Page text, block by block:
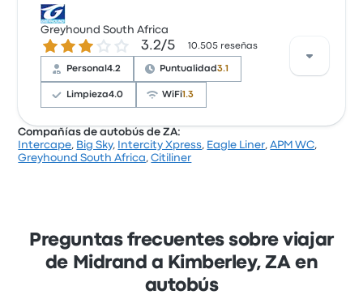
Basándonos en 20 reseñas, Big Sky ha obtenido una
calificación de 4.1 estrellas por este viaje. Los
viajeros quedaron especialmente satisfechos con el
lugar de salida y el acceso al billete, pero algunos se
quejaron de el wifi. Los billetes de Big Sky para este
viaje cuestan como mínimo 29 €
Greyhound South Africa
3.2 sobre 5 estrellas
3.2/5 10.505 reseñas
Personal4.2 Puntualidad3.1
Limpieza4.0 WiFi1.3
Basándose en 10505 reseñas, la empresa ha
Greyhound South Africa para este viaje cuestan
como mínimo 26 €
Compañías de autobús de ZA:
Intercape, Big Sky, Intercity Xpress, Eagle Liner,APM WC,
Greyhound South Africa,Citiliner
Preguntas frecuentes sobre viajar
de Midrand a Kimberley, ZA en
autobús